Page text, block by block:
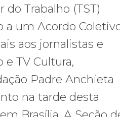
do Trabalho (TST)
um Acordo
aos jornalistas e
e TV Cultura,
Padre Anchieta
na tarde desta